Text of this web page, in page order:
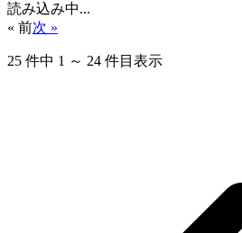
読み込み中...
« 前次 »
25 件中 1 ～ 24 件目表示